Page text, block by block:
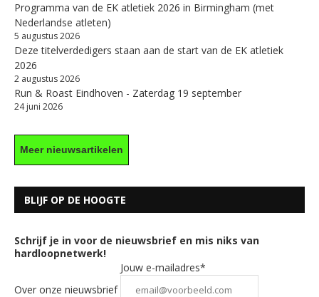
Programma van de EK atletiek 2026 in Birmingham (met
Nederlandse atleten)
5 augustus 2026
Deze titelverdedigers staan aan de start van de EK atletiek
2026
2 augustus 2026
Run & Roast Eindhoven - Zaterdag 19 september
24 juni 2026
Meer nieuwsartikelen
BLIJF OP DE HOOGTE
Schrijf je in voor de nieuwsbrief en mis niks van
hardloopnetwerk!
Over onze nieuwsbrief
Jouw e-mailadres*